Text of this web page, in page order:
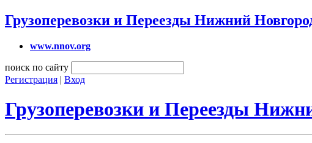
Грузоперевозки и Переезды Нижний
www.nnov.org
поиск по сайту
Регистрация | Вход
Грузоперевозки и Переезды